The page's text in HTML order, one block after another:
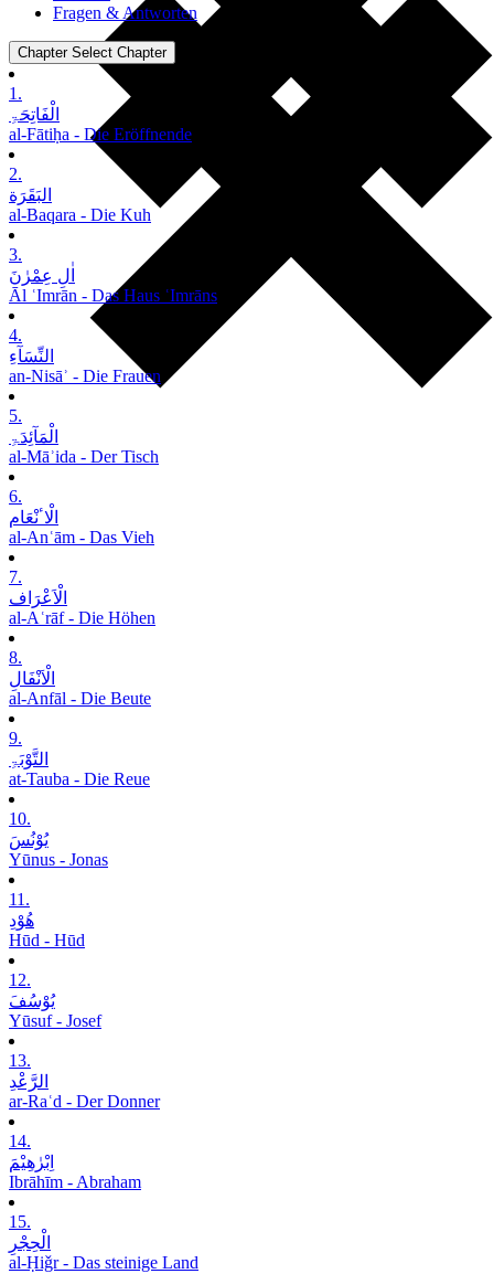
Fragen & Antworten
Chapter Select Chapter
1.
الْفَاتِحَۃِ
al-Fātiḥa - Die Eröffnende
2.
البَقَرَة
al-Baqara - Die Kuh
3.
اٰلِ عِمْرٰنَ
Āl ʿImrān - Das Haus ʿImrāns
4.
النِّسَآءِ
an-Nisāʾ - Die Frauen
5.
الْمَآئِدَۃِ
al-Māʾida - Der Tisch
6.
الْاٴنْعَام
al-Anʿām - Das Vieh
7.
الْاَعْرَاف
al-Aʿrāf - Die Höhen
8.
الْاَنْفَالِ
al-Anfāl - Die Beute
9.
التَّوْبَۃِ
at-Tauba - Die Reue
10.
یُوْنُسَ
Yūnus - Jonas
11.
ھُوْدِ
Hūd - Hūd
12.
یُوْسُفَ
Yūsuf - Josef
13.
الرَّعْدِ
ar-Raʿd - Der Donner
14.
اِبْرٰھِیْمَ
Ibrāhīm - Abraham
15.
الْحِجْرِ
al-Ḥiǧr - Das steinige Land